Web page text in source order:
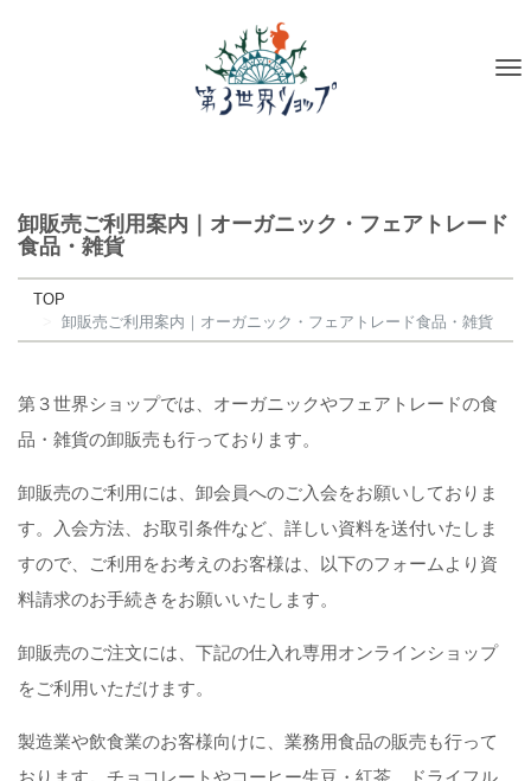
卸販売ご利用案内｜オーガニック・フェアトレード
食品・雑貨
TOP
卸販売ご利用案内｜オーガニック・フェアトレード食品・雑貨
第３世界ショップでは、オーガニックやフェアトレードの食
品・雑貨の卸販売も行っております。
卸販売のご利用には、卸会員へのご入会をお願いしておりま
す。入会方法、お取引条件など、詳しい資料を送付いたしま
すので、ご利用をお考えのお客様は、以下のフォームより資
料請求のお手続きをお願いいたします。
卸販売のご注文には、下記の仕入れ専用オンラインショップ
をご利用いただけます。
製造業や飲食業のお客様向けに、業務用食品の販売も行って
おります。チョコレートやコーヒー生豆・紅茶、ドライフル